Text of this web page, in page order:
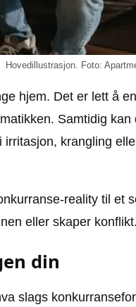
Hovedillustrasjon. Foto:
hjem. Det er lett å
Samtidig kan
krangling
reality til et
eller skaper konflikt.
din
slags